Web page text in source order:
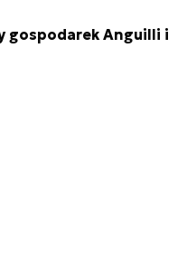
gospodarek Anguilli i